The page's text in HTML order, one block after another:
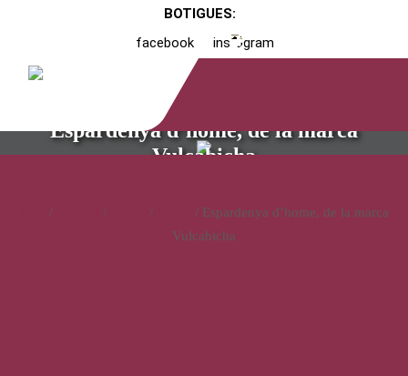
BOTIGUES:
facebook
instagram
Espardenya d’home, de la marca
Vulcabicha
/ / /
/ Espardenya d’home, de la marca
Vulcabicha